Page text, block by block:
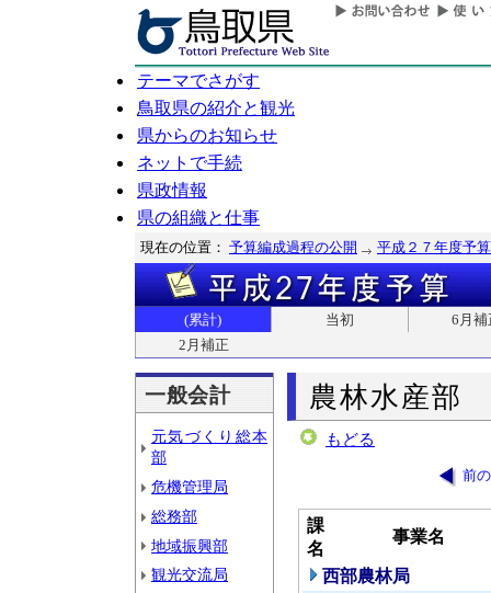
テーマでさがす
鳥取県の紹介と観光
県からのお知らせ
ネットで手続
県政情報
県の組織と仕事
現在の位置： 予算編成過程の公開 平成２７年度予算
(累計) 当初
6月補
2月補正
一般会計
元気づくり総本
部
危機管理局
総務部
地域振興部
観光交流局
農林水産部
もどる
前
課
名
事業名
西部農林局